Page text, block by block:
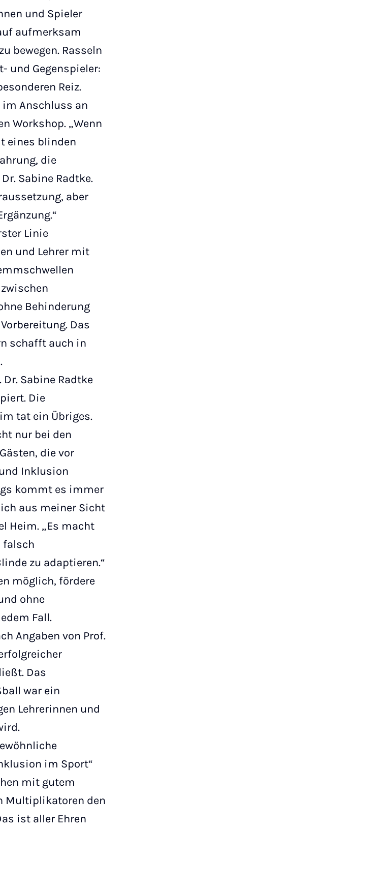
und Spieler
aufmerksam
bewegen. Rasseln
und Gegenspieler:
Reiz.
im Anschluss an
Workshop. „Wenn
eines blinden
die
Sabine Radtke.
aber
Linie
und Lehrer mit
Behinderung
Das
schafft auch in
Sabine Radtke
Die
tat ein Übriges.
nur bei den
die vor
Inklusion
kommt es immer
aus meiner Sicht
Heim. „Es macht
falsch
zu adaptieren.“
möglich, fördere
ohne
Fall.
Angaben von Prof.
Das
war ein
Lehrerinnen und
im Sport“
mit gutem
Multiplikatoren den
ist aller Ehren